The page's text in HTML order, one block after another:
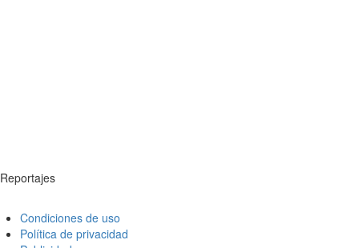
Reportajes
Condiciones de uso
Política de privacidad